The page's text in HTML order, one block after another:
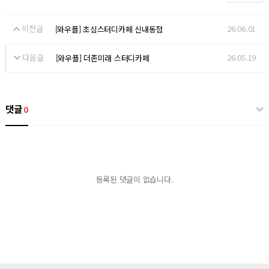
이전글 [와우플] 초심스터디카페 신내동점 26.06.01
다음글 [와우플] 더존미래 스터디카페 26.05.19
댓글0
등록된 댓글이 없습니다.